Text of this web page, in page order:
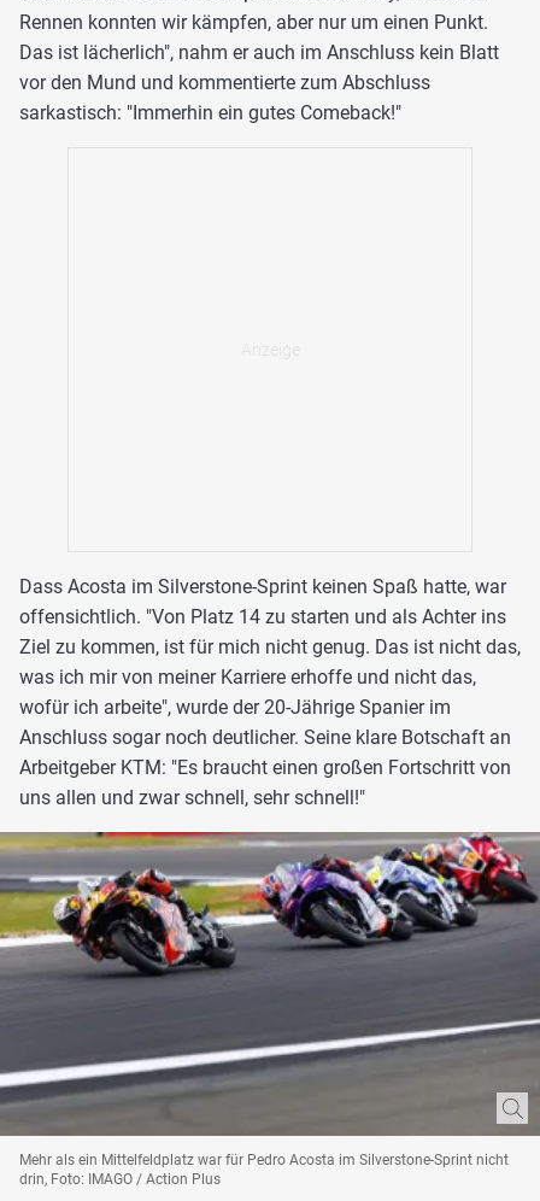
Rennen konnten wir kämpfen, aber nur um einen Punkt.
Das ist lächerlich", nahm er auch im Anschluss kein Blatt
vor den Mund und kommentierte zum Abschluss
sarkastisch: "Immerhin ein gutes Comeback!"
Dass Acosta im Silverstone-Sprint keinen Spaß hatte, war
offensichtlich. "Von Platz 14 zu starten und als Achter ins
Ziel zu kommen, ist für mich nicht genug. Das ist nicht das,
was ich mir von meiner Karriere erhoffe und nicht das,
wofür ich arbeite", wurde der 20-Jährige Spanier im
Anschluss sogar noch deutlicher. Seine klare Botschaft an
Arbeitgeber KTM: "Es braucht einen großen Fortschritt von
uns allen und zwar schnell, sehr schnell!"
Mehr als ein Mittelfeldplatz war für Pedro Acosta im Silverstone-Sprint nicht
drin, Foto: IMAGO / Action Plus